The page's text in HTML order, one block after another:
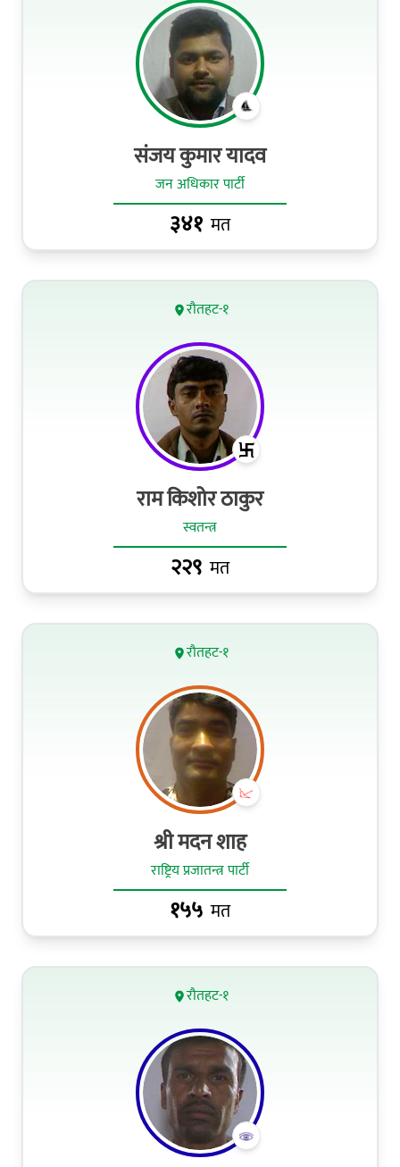
संजय कुमार यादव
जन अधिकार पार्टी
३४१ मत
रौतहट-१
राम किशोर ठाकुर
स्वतन्त्र
२२९ मत
रौतहट-१
श्री मदन शाह
राष्ट्रिय प्रजातन्त्र पार्टी
१५५ मत
रौतहट-१